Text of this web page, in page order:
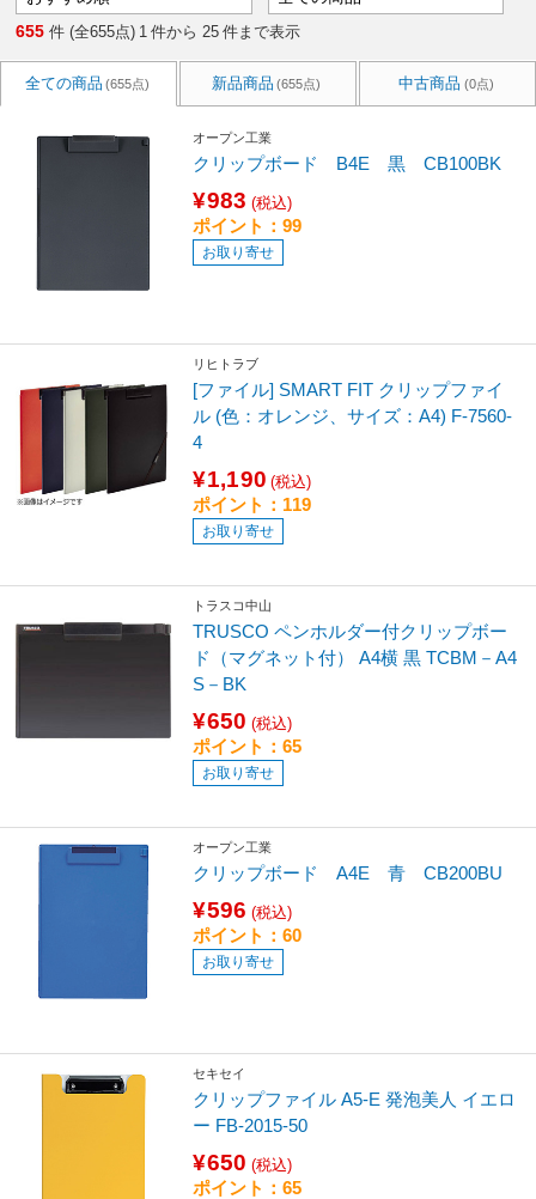
655 件 (全655点) 1 件から 25 件まで表示
全ての商品 (655点) 新品商品 (655点) 中古商品 (0点)
オープン工業
クリップボード B4E 黒 CB100BK
¥983 (税込)
ポイント：99
お取り寄せ
リヒトラブ
[ファイル] SMART FIT クリップファイ
ル (色：オレンジ、サイズ：A4) F-7560-
4
¥1,190 (税込)
ポイント：119
お取り寄せ
トラスコ中山
TRUSCO ペンホルダー付クリップボー
ド（マグネット付） A4横 黒 TCBM－A4
S－BK
¥650 (税込)
ポイント：65
お取り寄せ
オープン工業
クリップボード A4E 青 CB200BU
¥596 (税込)
ポイント：60
お取り寄せ
セキセイ
クリップファイル A5-E 発泡美人 イエロ
ー FB-2015-50
¥650 (税込)
ポイント：65